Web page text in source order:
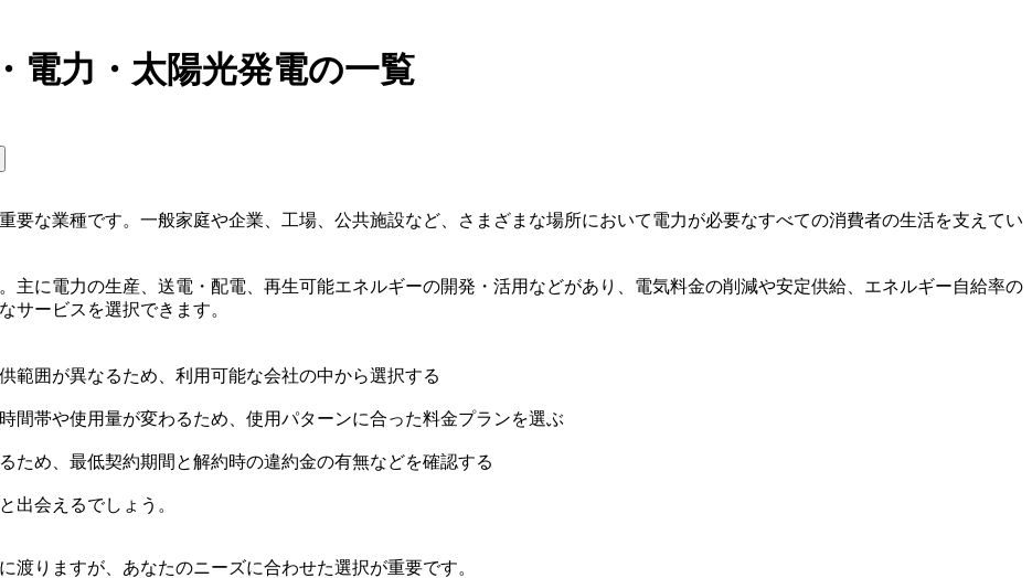
電力・太陽光発電の一覧
要な業種です。一般家庭や企業、工場、公共施設など、さまざまな場所において電力が必要なすべての消費者の生活を支えてい
主に電力の生産、送電・配電、再生可能エネルギーの開発・活用などがあり、電気料金の削減や安定供給、エネルギー自給率の
サービスを選択できます。
範囲が異なるため、利用可能な会社の中から選択する
間帯や使用量が変わるため、使用パターンに合った料金プランを選ぶ
ため、最低契約期間と解約時の違約金の有無などを確認する
出会えるでしょう。
りますが、あなたのニーズに合わせた選択が重要です。